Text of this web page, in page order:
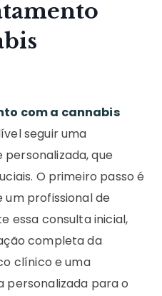
com a cannabis
seguir uma
que
O primeiro passo é
profissional de
essa consulta inicial,
completa da
clínico e uma
personalizada para o